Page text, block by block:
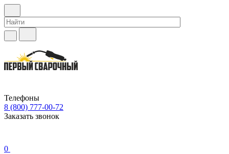
Телефоны
8 (800) 777-00-72
Заказать звонок
0